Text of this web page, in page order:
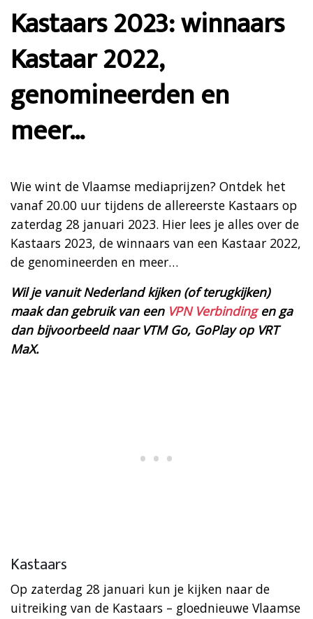
Kastaars 2023: winnaars
Kastaar 2022,
genomineerden en
meer…
Wie wint de Vlaamse mediaprijzen? Ontdek het
vanaf 20.00 uur tijdens de allereerste Kastaars op
zaterdag 28 januari 2023. Hier lees je alles over de
Kastaars 2023, de winnaars van een Kastaar 2022,
de genomineerden en meer…
Wil je vanuit Nederland kijken (of terugkijken)
maak dan gebruik van een VPN Verbindingen ga
dan bijvoorbeeld naar VTM Go, GoPlay op VRT
MaX.
Kastaars
Op zaterdag 28 januari kun je kijken naar de
uitreiking van de Kastaars – gloednieuwe Vlaamse